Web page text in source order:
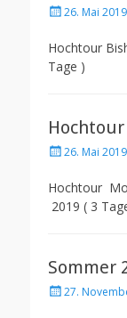
Posted26. Mai 2019
Hochtour
Tage )
Hochtour
Posted26. Mai 2019
Hochtour
2019 ( 3
Sommer
Posted
27.